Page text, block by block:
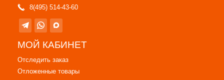
8(495) 514-43-60
МОЙ КАБИНЕТ
Отследить заказ
Отложенные товары